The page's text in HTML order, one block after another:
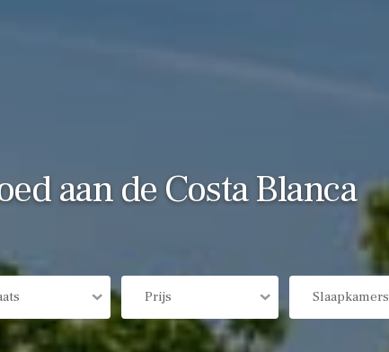
aan de Costa Blanca
Prijs Slaapkamers